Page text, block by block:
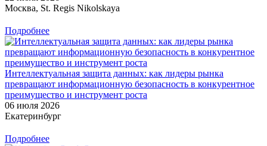
Москва, St. Regis Nikolskaya
Подробнее
Интеллектуальная защита данных: как лидеры рынка
превращают информационную безопасность в конкурентное
преимущество и инструмент роста
06 июля 2026
Екатеринбург
Подробнее